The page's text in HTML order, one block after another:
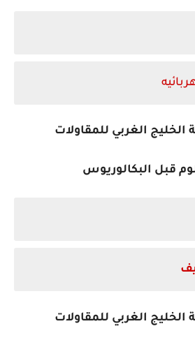
الخليج الغربي للمقاولات
قبل البكالوريوس
الخليج الغربي للمقاولات